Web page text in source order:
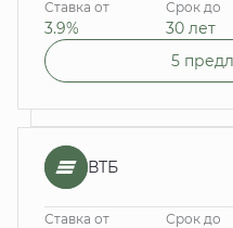
Ставка от
3.9%
Срок до
30 лет
5
ВТБ
Ставка от Срок до